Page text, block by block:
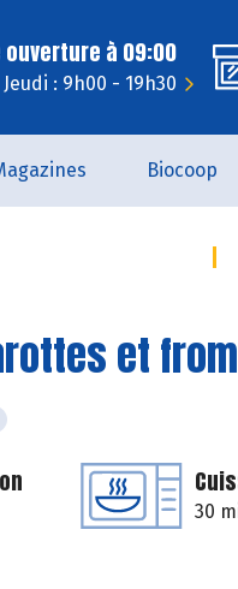
ouverture à 09:00
Jeudi : 9h00 - 19h30
Biocoop
et
30